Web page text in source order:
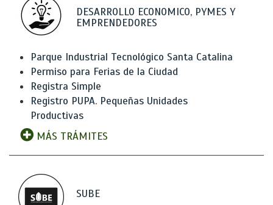
DESARROLLO ECONOMICO, PYMES Y
EMPRENDEDORES
Parque Industrial Tecnológico Santa Catalina
Permiso para Ferias de la Ciudad
Registra Simple
Registro PUPA. Pequeñas Unidades
Productivas
MÁS TRÁMITES
SUBE